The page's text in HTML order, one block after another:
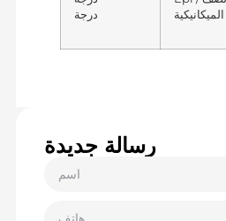
درجة
رسالة جديدة